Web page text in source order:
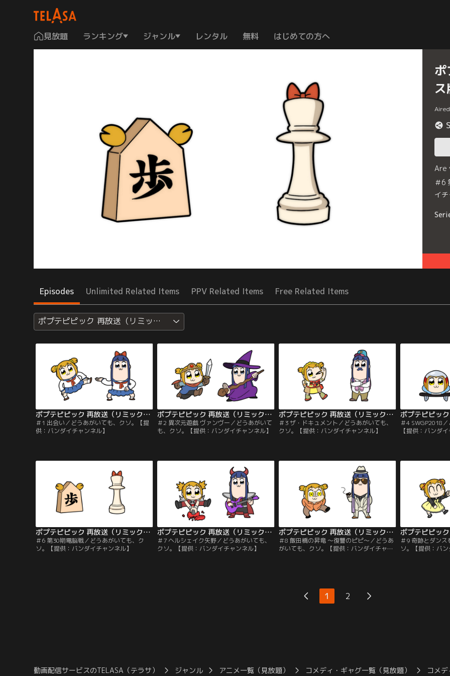
見放題 ランキング ジャンル レンタル 無料 はじめての方へ
Are
＃6
イ
Episodes Unlimited Related Items PPV Related Items Free Related Items
ポプテピピック 再放送（リミックス版）
ポプテピピック 再放送（リミックス版） 第01話
＃1 出会い／どうあがいても、クソ。【提
供：バンダイチャンネル】
ポプテピピック 再放送（リミックス版） 第02話
＃2 異次元遊戯 ヴァンヴー／どうあがいて
も、クソ。【提供：バンダイチャンネル】
ポプテピピック 再放送（リミックス版） 第03話
＃3 ザ・ドキュメント／どうあがいても、
クソ。【提供：バンダイチャンネル】
＃4 SWGP2018
【提供：バンダ
ポプテピピック 再放送（リミックス版） 第06話
＃6 第30期電脳戦／どうあがいても、ク
ソ。【提供：バンダイチャンネル】
ポプテピピック 再放送（リミックス版） 第07話
＃7 ヘルシェイク矢野／どうあがいても、
クソ。【提供：バンダイチャンネル】
ポプテピピック 再放送（リミックス版） 第08話
＃8 飯田橋の昇竜 ～復讐のピピ～／どうあ
がいても、クソ。【提供：バンダイチャン
＃9 奇跡とダン
ソ。【提供：バ
1 2
動画配信サービスのTELASA（テラサ） ジャンル アニメ一覧（見放題） コメディ・ギャグ一覧（見放題） コメ